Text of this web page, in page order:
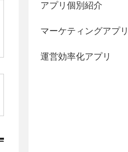
アプリ個別紹介
マーケティングアプリ
運営効率化アプリ